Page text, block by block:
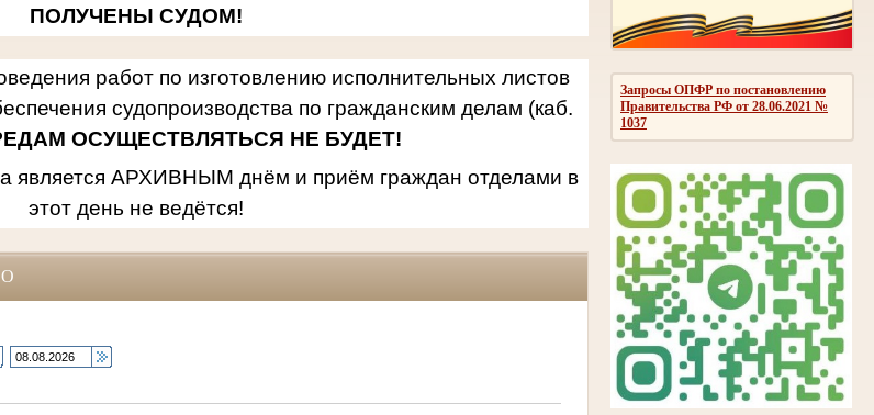
Запросы ОПФР по постановлению
Правительства РФ от 28.06.2021 №
1037
ПОЛУЧЕНЫ СУДОМ!
работ по изготовлению исполнительных листов
судопроизводства по гражданским делам (каб.
ОСУЩЕСТВЛЯТЬСЯ НЕ БУДЕТ!
является АРХИВНЫМ днём и приём граждан отделами в
этот день не ведётся!